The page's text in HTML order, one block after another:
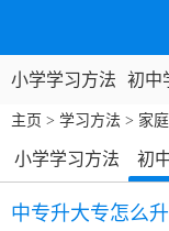
小学学习方法 初中
主页 > 学习方法 > 家
小学学习方法 初
中专升大专怎么